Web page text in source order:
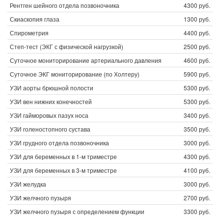
Рентген шейного отдела позвоночника
4300 руб.
Скиаскопия глаза
1300 руб.
Спирометрия
4400 руб.
Степ-тест (ЭКГ с физической нагрузкой)
2500 руб.
Суточное мониторирование артериального давления
4600 руб.
Суточное ЭКГ мониторирование (по Холтеру)
5900 руб.
УЗИ аорты брюшной полости
5300 руб.
УЗИ вен нижних конечностей
5300 руб.
УЗИ гайморовых пазух носа
3400 руб.
УЗИ голеностопного сустава
3500 руб.
УЗИ грудного отдела позвоночника
3000 руб.
УЗИ для беременных в 1-м триместре
4300 руб.
УЗИ для беременных в 3-м триместре
4100 руб.
УЗИ желудка
3000 руб.
УЗИ желчного пузыря
2700 руб.
УЗИ желчного пузыря с определением функции
3300 руб.